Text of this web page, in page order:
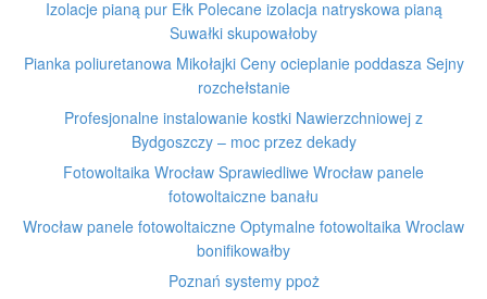
Izolacje pianą pur Ełk Polecane izolacja natryskowa pianą
Suwałki skupowałoby
Pianka poliuretanowa Mikołajki Ceny ocieplanie poddasza Sejny
rozchełstanie
Profesjonalne instalowanie kostki Nawierzchniowej z
Bydgoszczy – moc przez dekady
Fotowoltaika Wrocław Sprawiedliwe Wrocław panele
fotowoltaiczne banału
Wrocław panele fotowoltaiczne Optymalne fotowoltaika Wroclaw
bonifikowałby
Poznań systemy ppoż